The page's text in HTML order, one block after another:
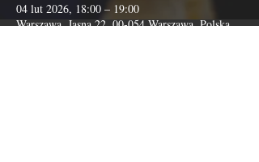
04 lut 2026, 18:00 – 19:00
Warszawa, Jasna 22, 00-054 Warszawa, Polska